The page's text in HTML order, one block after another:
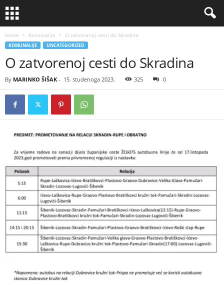
Home Komunalije O zatvorenoj cesti do Skradina
KOMUNALIJE UNCATEGORIZED
O zatvorenoj cesti do Skradina
By MARINKO ŠIŠAK - 15. studenoga 2023. 325 0